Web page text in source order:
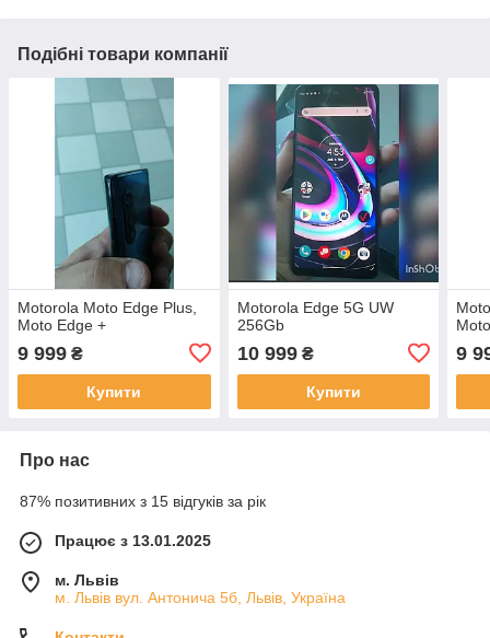
Подібні товари компанії
Motorola Moto Edge Plus,
Moto Edge +
9 999 ₴
Купити
Motorola Edge 5G UW
256Gb
10 999₴
Купити
9
Про нас
87% позитивних з 15 відгуків за рік
Працює з 13.01.2025
м. Львів
м. Львів вул. Антонича 5б, Львів, Україна